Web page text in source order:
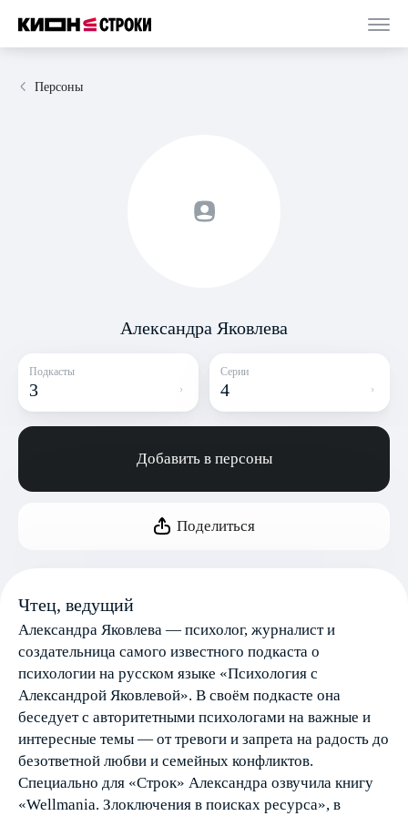
Персоны
Александра Яковлева
Подкасты
3
Серии
4
Добавить в персоны
Поделиться
Чтец, ведущий
Александра Яковлева — психолог, журналист и
создательница самого известного подкаста о
психологии на русском языке «Психология с
Александрой Яковлевой». В своём подкасте она
беседует с авторитетными психологами на важные и
интересные темы — от тревоги и запрета на радость до
безответной любви и семейных конфликтов.
Специально для «Строк» Александра озвучила книгу
«Wellmania. Злоключения в поисках ресурса», в